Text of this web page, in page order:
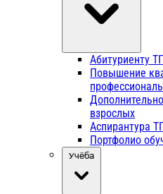
Абитуриенту
Повышение
взрослых
Аспирантура
Портфолио
Учёба